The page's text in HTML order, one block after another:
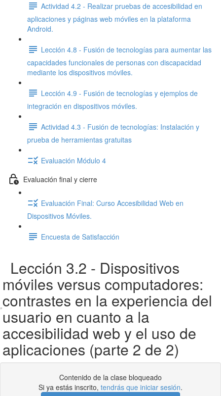
Actividad 4.2 - Realizar pruebas de accesibilidad en
aplicaciones y páginas web móviles en la plataforma
Android.
Lección 4.8 - Fusión de tecnologías para aumentar las
capacidades funcionales de personas con discapacidad
mediante los dispositivos móviles.
Lección 4.9 - Fusión de tecnologías y ejemplos de
integración en dispositivos móviles.
Actividad 4.3 - Fusión de tecnologías: Instalación y
prueba de herramientas gratuitas
Evaluación Módulo 4
Evaluación final y cierre
Evaluación Final: Curso Accesibilidad Web en
Dispositivos Móviles.
Encuesta de Satisfacción
Lección 3.2 - Dispositivos
móviles versus computadores:
contrastes en la experiencia del
usuario en cuanto a la
accesibilidad web y el uso de
aplicaciones (parte 2 de 2)
Contenido de la clase bloqueado
Si ya estás inscrito, tendrás que iniciar sesión.